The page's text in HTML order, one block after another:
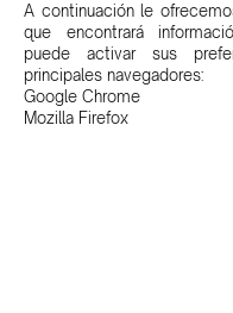
A continuación le
que encontrará
puede activar sus
principales navegadores:
Google Chrome
Mozilla Firefox